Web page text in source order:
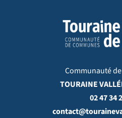
Communauté
TOURAINE
02 47 34